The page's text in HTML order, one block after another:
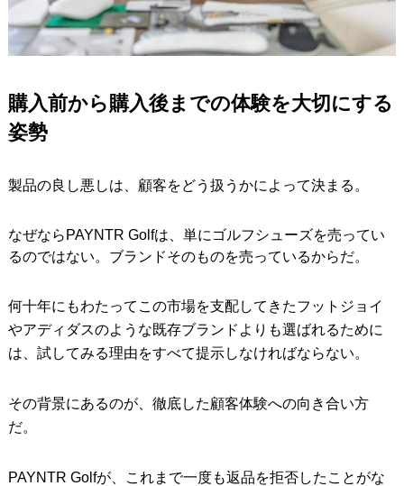
購入前から購入後までの体験を大切にする
姿勢
製品の良し悪しは、顧客をどう扱うかによって決まる。
なぜならPAYNTR Golfは、単にゴルフシューズを売ってい
るのではない。ブランドそのものを売っているからだ。
何十年にもわたってこの市場を支配してきたフットジョイ
やアディダスのような既存ブランドよりも選ばれるために
は、試してみる理由をすべて提示しなければならない。
その背景にあるのが、徹底した顧客体験への向き合い方
だ。
PAYNTR Golfが、これまで一度も返品を拒否したことがな